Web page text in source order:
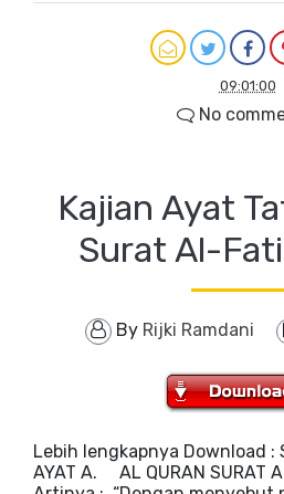
09:01:00
No
Kajian Ayat
Surat Al-
By Rijki Ramdani
Lebih lengkapnya Download :
AYAT A. AL QURAN SURAT